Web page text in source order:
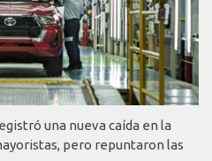
una nueva caída en la
pero repuntaron las